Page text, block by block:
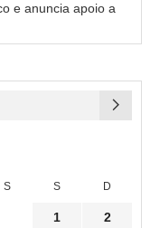
e anuncia apoio a
S S D
1 2